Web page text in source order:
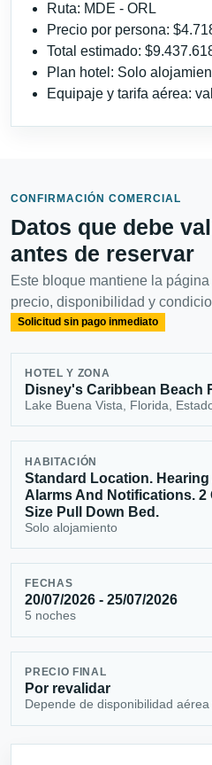
Ruta: MDE - ORL
Precio por persona:
Total estimado:
Plan hotel: Solo
Equipaje y tarifa aérea:
CONFIRMACIÓN COMERCIAL
Datos que debe
antes de reservar
Este bloque mantiene la
precio, disponibilidad y
Solicitud sin pago inmediato
HOTEL Y ZONA
Disney's Caribbean Beach
Lake Buena Vista, Florida,
HABITACIÓN
Standard Location. Hearing
Alarms And Notifications. 2
Size Pull Down Bed.
Solo alojamiento
FECHAS
20/07/2026 - 25/07/2026
5 noches
PRECIO FINAL
Por revalidar
Depende de disponibilidad